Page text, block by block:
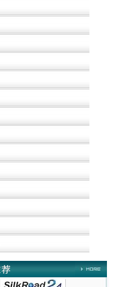
SR+KH-AFB AF24-
德国HBM